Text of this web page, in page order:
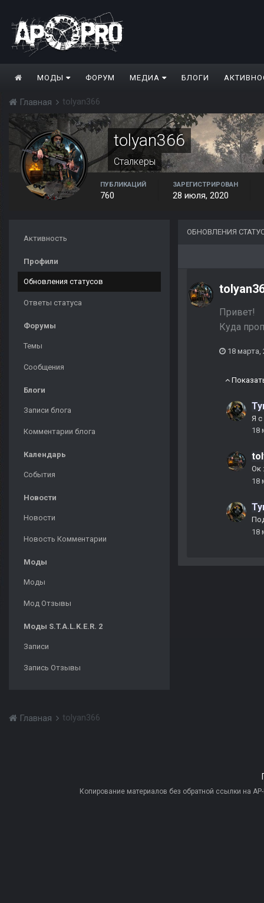
МОДЫ ФОРУМ МЕДИА БЛОГИ
Главная tolyan366
tolyan366
Сталкеры
ПУБЛИКАЦИЙ
760
ЗАРЕГИСТРИРОВАН
28 июля, 2020
Активность
Профили
Обновления статусов
Ответы статуса
Форумы
Темы
Сообщения
Блоги
Записи блога
Комментарии блога
Календарь
События
Новости
Новости
Новость Комментарии
Моды
Моды
Мод Отзывы
Моды S.T.A.L.K.E.R. 2
Записи
Запись Отзывы
ОБНОВЛЕНИЯ
Привет!
Куда
18 марта,
Я с
18
Ок
18
18
Главная tolyan366
Копирование материалов без обратной ссылки на